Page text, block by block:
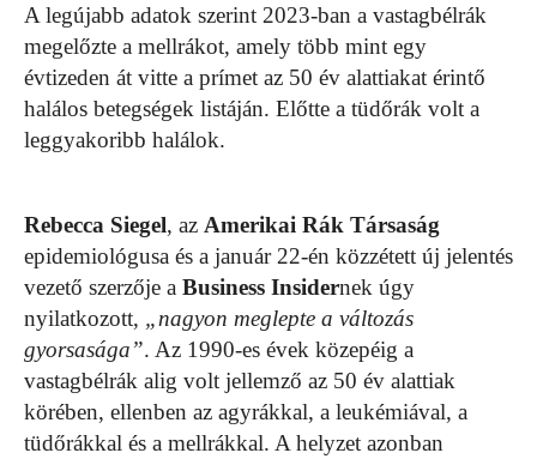
A legújabb adatok szerint 2023-ban a vastagbélrák
megelőzte a mellrákot, amely több mint egy
évtizeden át vitte a prímet az 50 év alattiakat érintő
halálos betegségek listáján. Előtte a tüdőrák volt a
leggyakoribb halálok.
Rebecca Siegel, az Amerikai Rák Társaság
epidemiológusa és a január 22-én közzétett új jelentés
vezető szerzője a Business Insidernek úgy
nyilatkozott, „nagyon meglepte a változás
gyorsasága”. Az 1990-es évek közepéig a
vastagbélrák alig volt jellemző az 50 év alattiak
körében, ellenben az agyrákkal, a leukémiával, a
tüdőrákkal és a mellrákkal. A helyzet azonban